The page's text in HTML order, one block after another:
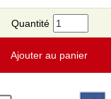
Quantité
Ajouter au panier